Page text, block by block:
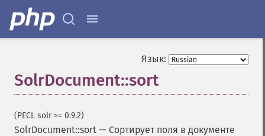
Язык:
SolrDocument::sort
(PECL solr >= 0.9.2)
SolrDocument::sort — Сортирует поля в документе